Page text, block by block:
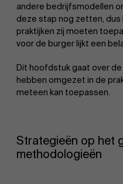
andere bedrijfsmodellen
deze stap nog zetten,
praktijken zij moeten
voor de burger lijkt een
Dit hoofdstuk gaat over
hebben omgezet in de
meteen kan toepassen.
Strategieën op het
methodologieën